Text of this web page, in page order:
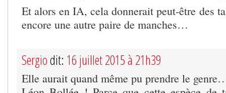
Et alors en IA, cela donnerait peut-être des
encore une autre paire de manches…
Sergiodit: 16 juillet 2015 à 21h39
Elle aurait quand même pu prendre le